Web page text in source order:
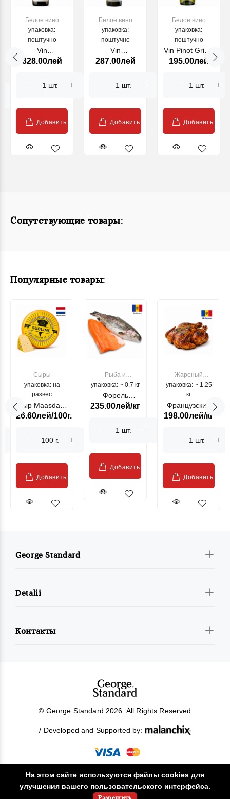
Белое вино
упаковка:
поштучно
Vin
Chardonnay
2022, alb,
328.00лей
Добавить
Белое вино
упаковка:
поштучно
Vin
Gewurztraminer
Sudtirol DOC,
287.00лей
Добавить
Белое вино
упаковка:
поштучно
Vin Pinot Grigio
Alto Adige
alb 750 ml
195.00лей
Добавить
Сопутствующие товары:
Популярные товары:
Сыры
упаковка: на
развес
Сыр Maasdam
Sublime Cow
26.60лей/100г.
Добавить
Рыба и
морепродукты
упаковка: ~ 0.7 кг
Форель
лососевая
Moldovenesc"
235.00лей/кг
Добавить
Жареный
цыпленок
упаковка: ~ 1.25
кг
Французский
гриль, кг
198.00лей/кг
Добавить
George Standard
Detalii
Контакты
© George Standard 2026. All Rights Reserved
/ Developed and Supported by:
!
На этом сайте используются файлы cookies для
улучшения вашего пользовательского интерфейса.